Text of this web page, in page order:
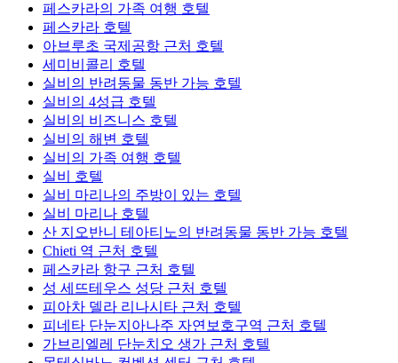
페스카라의 가족 여행 호텔
페스카라 호텔
아브루초 국제공항 근처 호텔
세미비콜리 호텔
실비의 반려동물 동반 가능 호텔
실비의 4성급 호텔
실비의 비즈니스 호텔
실비의 해변 호텔
실비의 가족 여행 호텔
실비 호텔
실비 마리나의 주방이 있는 호텔
실비 마리나 호텔
산 지오반니 테아티노의 반려동물 동반 가능 호텔
Chieti 역 근처 호텔
페스카라 항구 근처 호텔
성 세뜨테우스 성당 근처 호텔
피아차 델라 리나시타 근처 호텔
피네타 단눈지아나주 자연보호구역 근처 호텔
가브리엘레 단눈치오 생가 근처 호텔